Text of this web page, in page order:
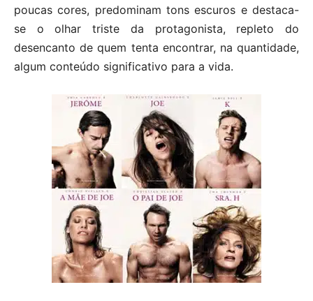
poucas cores, predominam tons escuros e destaca-
se o olhar triste da protagonista, repleto do
desencanto de quem tenta encontrar, na quantidade,
algum conteúdo significativo para a vida.